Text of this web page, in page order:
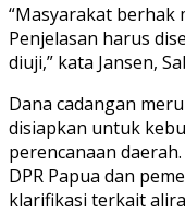
“Masyarakat berhak
Penjelasan harus
diuji,” kata Jansen,
Dana cadangan
disiapkan untuk
perencanaan
DPR Papua dan
klarifikasi terkait